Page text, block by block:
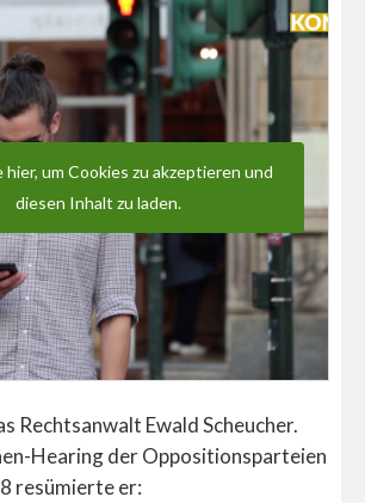
hier, um Cookies zu akzeptieren und
diesen Inhalt zu laden.
Rechtsanwalt Ewald Scheucher.
Hearing der Oppositionsparteien
resümierte er: